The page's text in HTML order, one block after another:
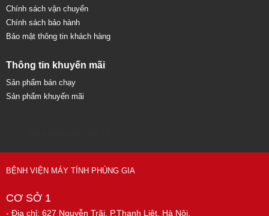
Chính sách vận chuyển
Chính sách bảo hành
Bảo mật thông tin khách hàng
Thông tin khuyến mãi
Sản phẩm bán chạy
Sản phẩm khuyến mãi
BỆNH VIỆN MÁY TÍNH PHÙNG GIA
CƠ SỞ 1
- Địa chỉ: 627 Nguyễn Trãi, P.Thanh Liệt, Hà Nội.